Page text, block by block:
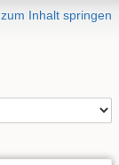
zum Inhalt springen